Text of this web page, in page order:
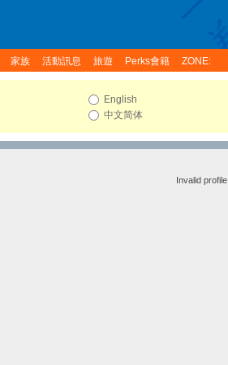
家族 活動訊息 旅遊 Perks會籍 ZONE:
English
中文简体
Invalid profile